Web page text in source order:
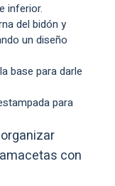
inferior.
del bidón y
un diseño
base para darle
para
con